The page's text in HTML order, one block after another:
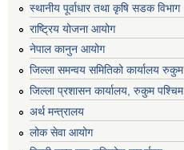
स्थानीय पूर्वाधार तथा कृषि सडक विभाग
राष्ट्रिय योजना आयोग
नेपाल कानुन आयोग
जिल्ला समन्वय समितिको कार्यालय रुकुम
जिल्ला प्रशासन कार्यालय, रुकुम पश्चिम
अर्थ मन्त्रालय
लोक सेवा आयोग